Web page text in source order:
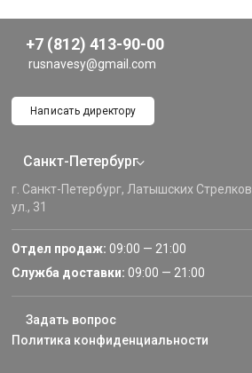
+7 (812) 413-90-00
rusnavesy@gmail.com
Написать директору
Санкт-Петербург
г. Санкт-Петербург, Латышских Стрелков
ул., 31
Отдел продаж: 09:00 — 21:00
Служба доставки: 09:00 — 21:00
Задать вопрос
Политика конфиденциальности